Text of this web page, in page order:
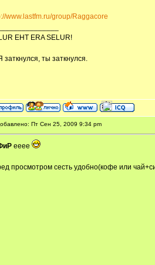
www.lastfm.ru/group/Raggacore
EHT ERA SELUR!
ты заткнулся.
Пт Сен 25, 2009 9:34 pm
ееее
просмотром сесть удобно(кофе или